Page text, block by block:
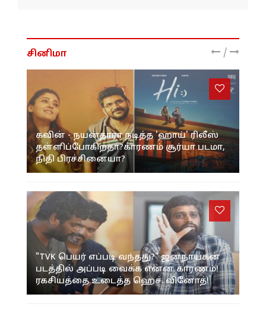
சினிமா /
கவின் - நயன்தாரா நடித்த 'ஹாய்' ரிலீஸ்
தள்ளிப்போகிறதா?காரணம் சூர்யா படமா,
நிதி பிரச்சினையா?
"TVK பெயர் எப்படி வந்தது?" ஜனநாயகன்
படத்தில் அப்படி வைக்க என்ன காரணம்!
ரகசியத்தை உடைத்த ஹெச். வினோத்!